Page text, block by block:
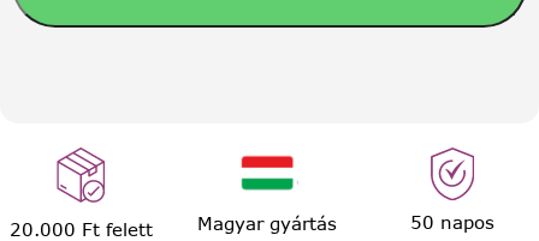
20.000 Ft felett
Magyar gyártás
50 napos